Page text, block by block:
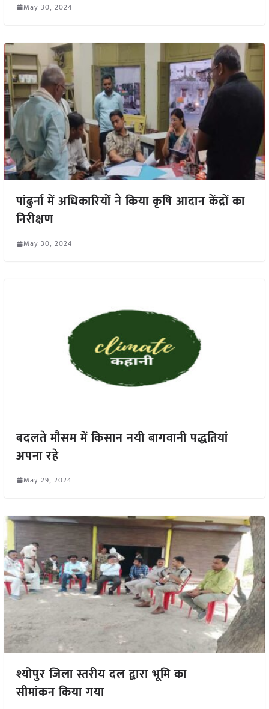
May 30, 2024
पांढुर्ना में अधिकारियों ने किया कृषि आदान केंद्रों का
निरीक्षण
May 30, 2024
बदलते मौसम में किसान नयी बागवानी पद्धतियां
अपना रहे
May 29, 2024
श्योपुर जिला स्तरीय दल द्वारा भूमि का
सीमांकन किया गया